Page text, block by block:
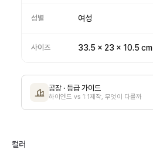
성별 여성
사이즈 33.5 x 23 x 10.5 cm
공장 · 등급 가이드
하이엔드 vs 1:1제작, 무엇이 다를까
컬러